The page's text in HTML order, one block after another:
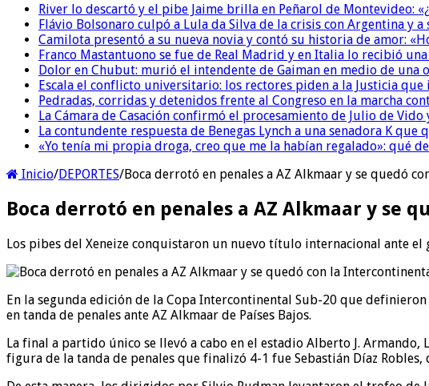
River lo descartó y el pibe Jaime brilla en Peñarol de Montevideo:
Flávio Bolsonaro culpó a Lula da Silva de la crisis con Argentina y
Camilota presentó a su nueva novia y contó su historia de amor:
Franco Mastantuono se fue de Real Madrid y en Italia lo recibió
Dolor en Chubut: murió el intendente de Gaiman en medio de una
Escala el conflicto universitario: los rectores piden a la Justicia
Pedradas, corridas y detenidos frente al Congreso en la marcha
La Cámara de Casación confirmó el procesamiento de Julio de
La contundente respuesta de Benegas Lynch a una senadora K
«Yo tenía mi propia droga, creo que me la habían regalado»: qué
Inicio/DEPORTES/Boca derrotó en penales a AZ Alkmaar y se quedó
Boca derrotó en penales a AZ Alkmaar y se
Los pibes del Xeneize conquistaron un nuevo título internacional ante el
En la segunda edición de la Copa Intercontinental Sub-20 que
en tanda de penales ante AZ Alkmaar de Países Bajos.
La final a partido único se llevó a cabo en el estadio Alberto J.
figura de la tanda de penales que finalizó 4-1 fue Sebastián Díaz Robles,